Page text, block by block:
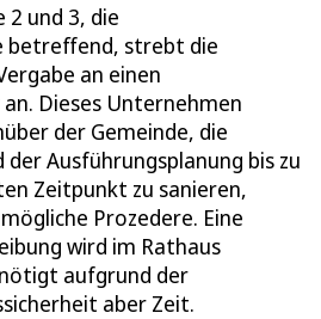
2 und 3, die
betreffend, strebt die
an einen
Dieses Unternehmen
der Gemeinde, die
der Ausführungsplanung bis zu
Zeitpunkt zu sanieren,
Prozedere. Eine
wird im Rathaus
aufgrund der
aber Zeit.